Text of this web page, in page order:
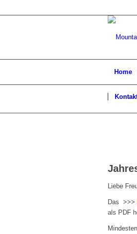
Home
Liebe
Das >>>
als PDF